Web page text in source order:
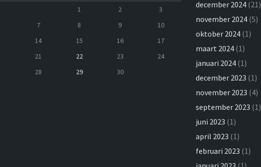
1
2
3
7 8 9
10
14 15 16
17
21 22 23
24
28 29 30
december 2024 (21)
november 2024 (5)
oktober 2024 (1)
maart 2024 (1)
januari 2024 (1)
december 2023 (1)
november 2023 (4)
september 2023 (1)
juni 2023 (1)
april 2023 (1)
februari 2023 (1)